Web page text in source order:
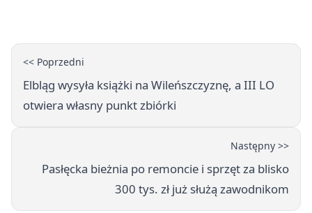
<< Poprzedni
Elbląg wysyła książki na Wileńszczyznę, a III LO
otwiera własny punkt zbiórki
Następny >>
Pasłęcka bieżnia po remoncie i sprzęt za blisko
300 tys. zł już służą zawodnikom